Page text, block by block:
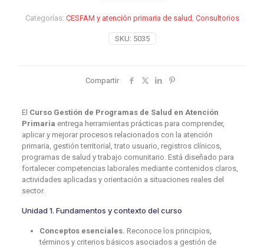
Primaria
SKU: 5035
Categorías: CESFAM y atención primaria de salud , Consultorios
Compartir
El Curso Gestión de Programas de Salud en Atención
Primaria entrega herramientas prácticas para comprender,
aplicar y mejorar procesos relacionados con la atención
primaria, gestión territorial, trato usuario, registros clínicos,
programas de salud y trabajo comunitario. Está diseñado para
fortalecer competencias laborales mediante contenidos claros,
actividades aplicadas y orientación a situaciones reales del
sector.
Unidad 1. Fundamentos y contexto del curso
Conceptos esenciales. Reconoce los principios,
términos y criterios básicos asociados a gestión de